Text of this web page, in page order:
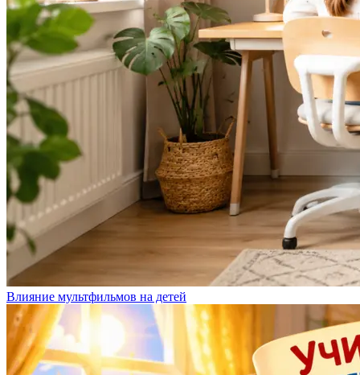
Влияние мультфильмов на детей